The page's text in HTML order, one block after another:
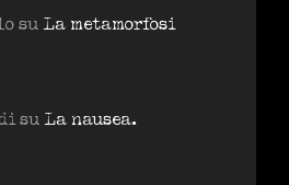
su La metamorfosi
su La nausea.